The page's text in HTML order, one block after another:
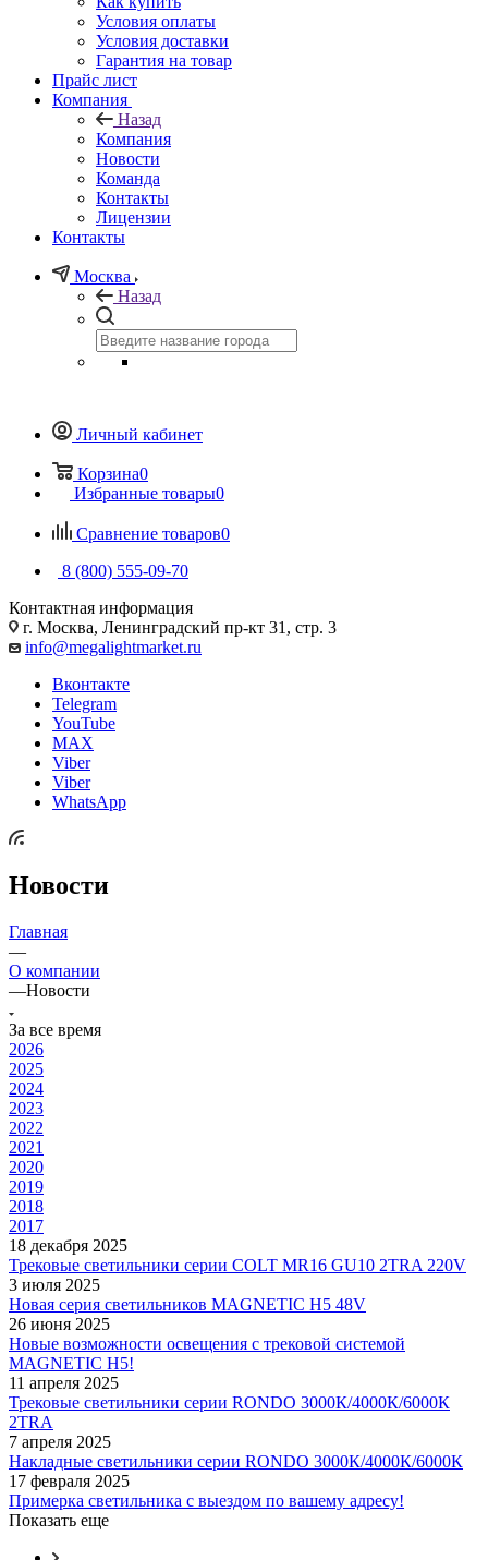
Условия оплаты
Условия доставки
Гарантия на товар
Прайс лист
Компания
Назад
Компания
Новости
Команда
Контакты
Лицензии
Контакты
Москва
Назад
Личный кабинет
Корзина0
Избранные товары0
Сравнение товаров0
8 (800) 555-09-70
Контактная информация
г. Москва, Ленинградский пр-кт 31, стр. 3
info@megalightmarket.ru
Вконтакте
Telegram
YouTube
MAX
Viber
Viber
WhatsApp
Новости
Главная
—
О компании
—Новости
За все время
2026
2025
2024
2023
2022
2021
2020
2019
2018
2017
18 декабря 2025
Трековые светильники серии COLT MR16 GU10 2TRA 220V
3 июля 2025
Новая серия светильников MAGNETIC H5 48V
26 июня 2025
Новые возможности освещения с трековой системой
MAGNETIC H5!
11 апреля 2025
Трековые светильники серии RONDO 3000К/4000К/6000К
2TRA
7 апреля 2025
Накладные светильники серии RONDO 3000К/4000К/6000К
17 февраля 2025
Примерка светильника с выездом по вашему адресу!
Показать еще